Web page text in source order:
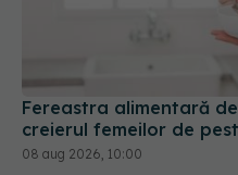
Fereastra alimentară
creierul femeilor de